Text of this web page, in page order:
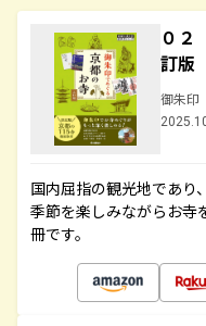
０
訂版
御朱印
国内屈指の観光地であり
季節を楽しみながらお寺
冊です。